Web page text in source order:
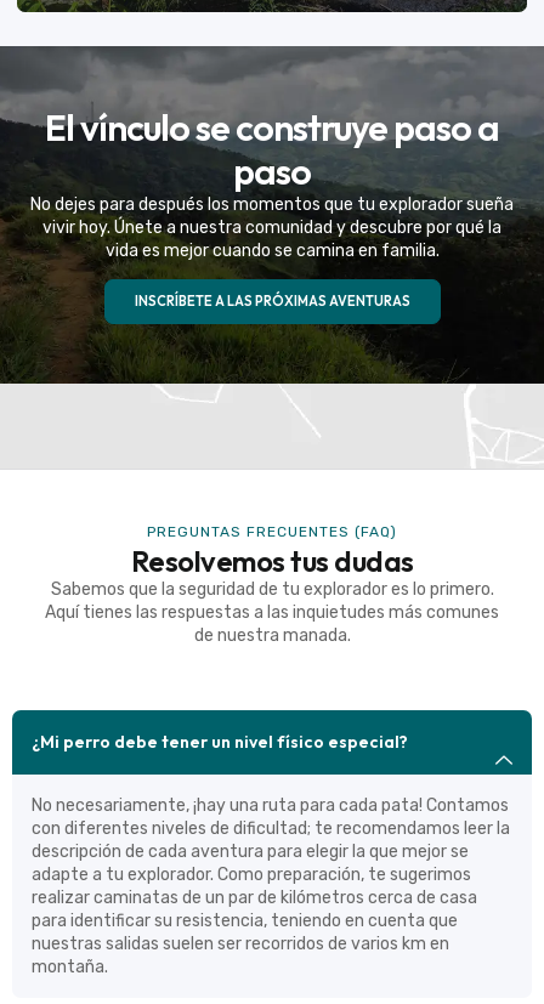
Eventos Especiales
Celebramos la vida de tu mejor amigo con una
experiencia fuera de serie
VER MÁS
El vínculo se construye paso a
paso
No dejes para después los momentos que tu explorador sueña
vivir hoy. Únete a nuestra comunidad y descubre por qué la
vida es mejor cuando se camina en familia.
INSCRÍBETE A LAS PRÓXIMAS AVENTURAS
PREGUNTAS FRECUENTES (FAQ)
Resolvemos tus dudas
Sabemos que la seguridad de tu explorador es lo primero.
Aquí tienes las respuestas a las inquietudes más comunes
de nuestra manada.
¿Mi perro debe tener un nivel físico especial?
No necesariamente, ¡hay una ruta para cada pata! Contamos
con diferentes niveles de dificultad; te recomendamos leer la
descripción de cada aventura para elegir la que mejor se
adapte a tu explorador. Como preparación, te sugerimos
realizar caminatas de un par de kilómetros cerca de casa
para identificar su resistencia, teniendo en cuenta que
nuestras salidas suelen ser recorridos de varios km en
montaña.